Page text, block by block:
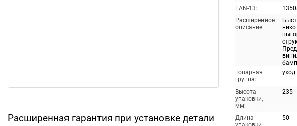
Расширенная гарантия при установке детали
EAN-13:
Расширенное
описание:
Товарная
группа:
уход
Высота
упаковки,
мм:
235
Длина
50